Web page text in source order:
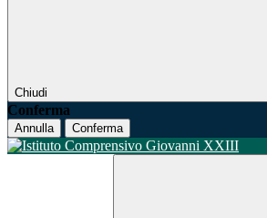
Chiudi
Conferma
Annulla Conferma